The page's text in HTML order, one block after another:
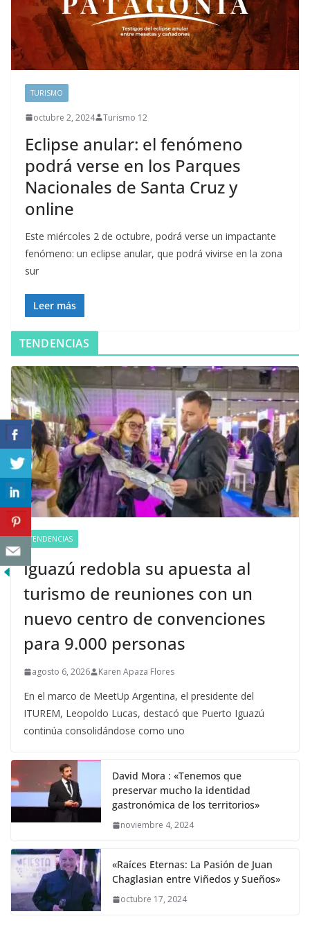
TURISMO
octubre 2, 2024 Turismo 12
Eclipse anular: el fenómeno
podrá verse en los Parques
Nacionales de Santa Cruz y
online
Este miércoles 2 de octubre, podrá verse un impactante
fenómeno: un eclipse anular, que podrá vivirse en la zona
sur
Leer más
TENDENCIAS
TENDENCIAS
Iguazú redobla su apuesta al
turismo de reuniones con un
nuevo centro de convenciones
para 9.000 personas
agosto 6, 2026 Karen Apaza Flores
En el marco de MeetUp Argentina, el presidente del
ITUREM, Leopoldo Lucas, destacó que Puerto Iguazú
continúa consolidándose como uno
David Mora : «Tenemos que
preservar mucho la identidad
gastronómica de los territorios»
noviembre 4, 2024
«Raíces Eternas: La Pasión de Juan
Chaglasian entre Viñedos y Sueños»
octubre 17, 2024